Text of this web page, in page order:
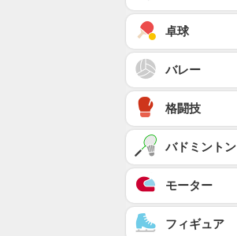
卓球
バレー
格闘技
バドミントン
モーター
フィギュア